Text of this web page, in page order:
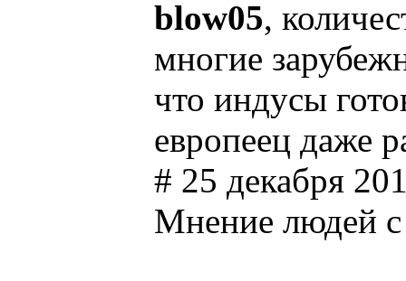
blow05,
многие
что индусы
европеец даже
# 25 декабря
Мнение людей